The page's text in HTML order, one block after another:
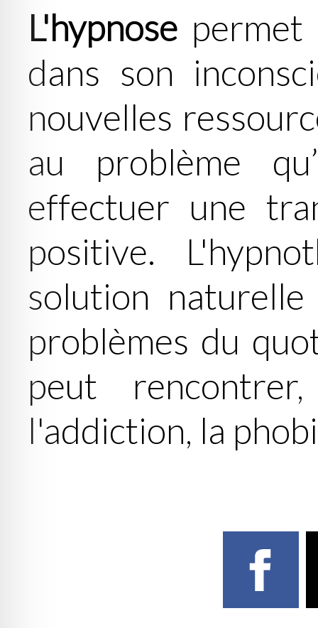
L'hypnose
dans son
nouvelles
au problème
effectuer une
positive.
solution
problèmes du
peut
l'addiction, la